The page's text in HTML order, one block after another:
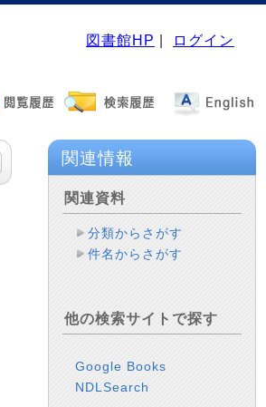
図書館HP ログイン
関連情報
関連資料
分類からさがす
件名からさがす
他の検索サイトで探す
Google Books
NDLSearch